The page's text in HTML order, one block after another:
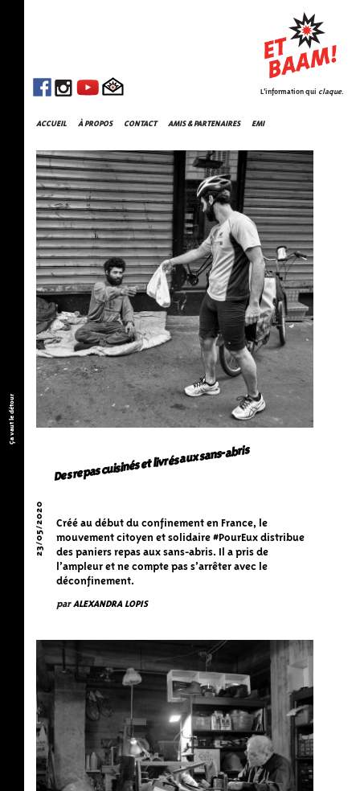
Ça vaut le détour
ACCUEIL À PROPOS CONTACT AMIS & PARTENAIRES EMI
L'information qui claque.
Des repas cuisinés et livrés aux sans-abris
23/05/2020
Créé au début du confinement en France, le
mouvement citoyen et solidaire #PourEux distribue
des paniers repas aux sans-abris. Il a pris de
l’ampleur et ne compte pas s’arrêter avec le
déconfinement.
parALEXANDRA LOPIS